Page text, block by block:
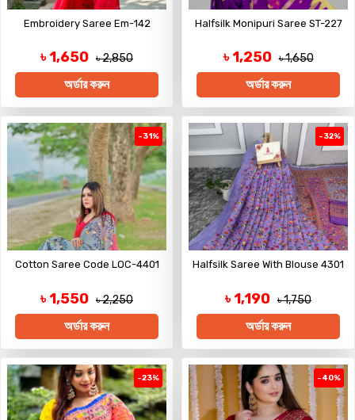
Embroidery Saree Em-142
৳ 1,650 ৳ 2,850
অর্ডার করুন
Halfsilk Monipuri Saree ST-227
৳ 1,250 ৳ 1,650
অর্ডার করুন
-31%
Cotton Saree Code LOC-4401
৳ 1,550 ৳ 2,250
অর্ডার করুন
-32%
Halfsilk Saree With Blouse 4301
৳ 1,190 ৳ 1,750
অর্ডার করুন
-23% -40%